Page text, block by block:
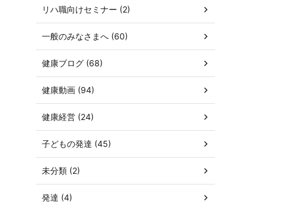
リハ職向けセミナー (2)
一般のみなさまへ (60)
健康ブログ (68)
健康動画 (94)
健康経営 (24)
子どもの発達 (45)
未分類 (2)
発達 (4)